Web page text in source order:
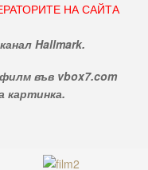
НА САЙТА
Hallmark.
във vbox7.com
картинка.